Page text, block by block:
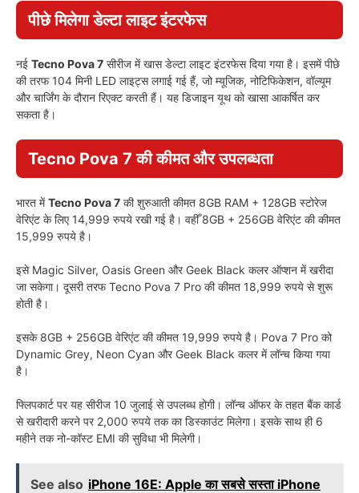
पीछे मिलेगा डेल्टा लाइट इंटरफेस
नई Tecno Pova 7 सीरीज में खास डेल्टा लाइट इंटरफेस दिया गया है। इसमें पीछे
की तरफ 104 मिनी LED लाइट्स लगाई गई हैं, जो म्यूजिक, नोटिफिकेशन, वॉल्यूम
और चार्जिंग के दौरान रिएक्ट करती हैं। यह डिजाइन यूथ को खासा आकर्षित कर
सकता है।
Tecno Pova 7 की कीमत और उपलब्धता
भारत मेंTecno Pova 7 की शुरुआती कीमत 8GB RAM + 128GB स्टोरेज
वेरिएंट के लिए 14,999 रुपये रखी गई है। वहीँ 8GB + 256GB वेरिएंट की कीमत
15,999 रुपये है।
इसे Magic Silver, Oasis Green और Geek Black कलर ऑप्शन में खरीदा
जा सकेगा। दूसरी तरफ Tecno Pova 7 Pro की कीमत 18,999 रुपये से शुरू
होती है।
इसके 8GB + 256GB वेरिएंट की कीमत 19,999 रुपये है। Pova 7 Pro को
Dynamic Grey, Neon Cyan और Geek Black कलर में लॉन्च किया गया
है।
फ्लिपकार्ट पर यह सीरीज 10 जुलाई से उपलब्ध होगी। लॉन्च ऑफर के तहत बैंक कार्ड
से खरीदारी करने पर 2,000 रुपये तक का डिस्काउंट मिलेगा। इसके साथ ही 6
महीने तक नो-कॉस्ट EMI की सुविधा भी मिलेगी।
See also iPhone 16E: Apple का सबसे सस्ता iPhone